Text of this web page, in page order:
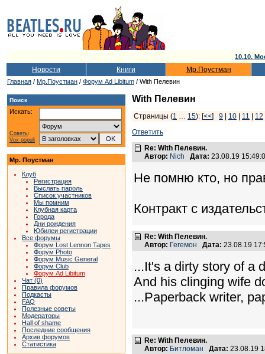
10.10.
Новости Книги Мр.Поустман
Главная / Мр.Поустман / Форум Ad Libitum / With Пелевин
Поиск
Искать:
Советы
Vox populi
Мр. Поустман
Клуб
Регистрация
Выслать пароль
Список участников
Мы помним
Клубная карта
Города
Дни рождения
Юбилеи регистрации
Все форумы
Форум Lost Lennon Tapes
Форум Photo
Форум Music General
Форум Club
Форум Ad Libitum
Чат (0)
Правила форумов
Подкасты
FAQ
Полезные советы
Модераторы
Hall of shame
Последние сообщения
Архив форумов
Статистика
With Пелевин
Страницы (1 … 15): [<<] 9 10 11 12
Ответить
Re: With Пелевин.
Автор: Nich Дата: 23.08.19
Не помню кто, но
Контракт с
Re: With Пелевин.
Автор: Гегемон Дата: 23.08.19
...It's a dirty story of a
And his clinging wife
...Paperback writer,
Re: With Пелевин.
Автор: Битломан Дата: 23.08.19